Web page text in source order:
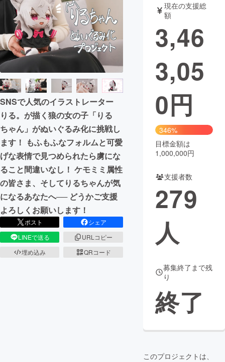
SNSで人気のイラストレーター
りる。が描く狼の女の子「りる
ちゃん」がぬいぐるみ化に挑戦し
ます！ もふもふなフォルムと可愛
げな表情で見つめられたら虜にな
ること間違いなし！ ケモミミ属性
の皆さま、そしてりるちゃんが気
になるあなたへ── どうかご支援
よろしくお願いします！
ポスト
シェア
LINEで送る
URLコピー
埋め込み
QRコード
現在の支援総
額
3,46
3,05
0円
346%
目標金額は
1,000,000円
支援者数
279
人
募集終了まで残
り
終了
このプロジェクトは、